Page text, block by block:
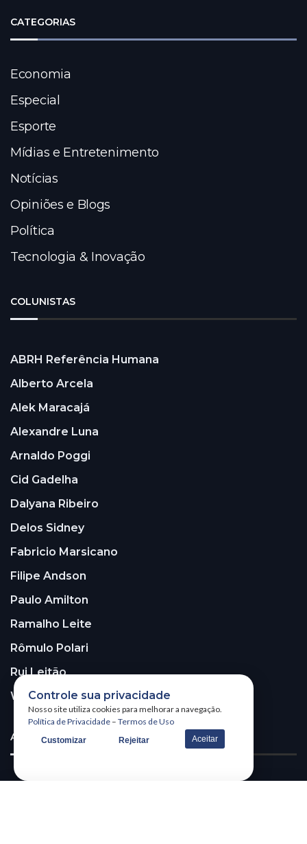
CATEGORIAS
Economia
Especial
Esporte
Mídias e Entretenimento
Notícias
Opiniões e Blogs
Política
Tecnologia & Inovação
COLUNISTAS
ABRH Referência Humana
Alberto Arcela
Alek Maracajá
Alexandre Luna
Arnaldo Poggi
Cid Gadelha
Dalyana Ribeiro
Delos Sidney
Fabricio Marsicano
Filipe Andson
Paulo Amilton
Ramalho Leite
Rômulo Polari
Rui Leitão
Walter Santos
ASSINE A NOSSA NEWSLETTER!
Controle sua privacidade
Nosso site utiliza cookies para melhorar a navegação.
Política de Privacidade – Termos de Uso
Customizar Rejeitar Aceitar